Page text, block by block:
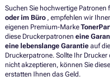
Suchen Sie hochwertige Patronen
oder im Büro , empfehlen wir
eigenen Premium-Marke
diese Druckerpatronen eine
eine lebenslange Garantieauf
Druckerpatrone. Sollte Ihr Drucker
nicht akzeptieren, können Sie
erstatten Ihnen das Geld.